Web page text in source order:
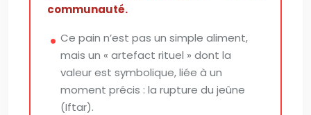
communauté.
Ce pain n’est pas un simple aliment,
mais un « artefact rituel » dont la
valeur est symbolique, liée à un
moment précis : la rupture du jeûne
(Iftar).